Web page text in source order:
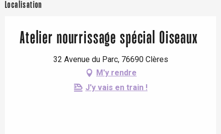
Localisation
Atelier nourrissage spécial Oiseaux
32 Avenue du Parc, 76690 Clères
M'y rendre
J'y vais en train !